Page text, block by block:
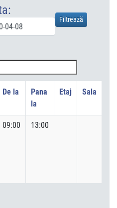
De la
Pana
la
Etaj Sala
09:00 13:00